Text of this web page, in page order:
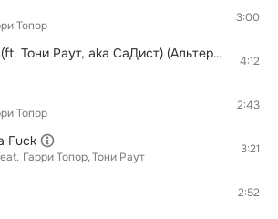
Топор
3:00
Эхо Войны (ft. Тони Раут, aka СаДист) (Альтернативная версия) (Bastande prod.) 4:12
Топор
2:43
Fuck
Гарри Топор Тони Раут
3:21
2:52